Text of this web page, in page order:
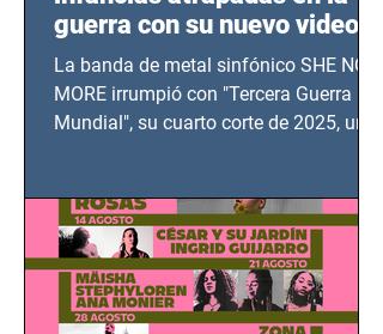
guerra con su nuevo video
TERCERA GUERRA
MUNDIAL
La banda de metal sinfónico SHE NO
MORE irrumpió con "Tercera Guerra
Mundial", su cuarto corte de 2025, un
bélicos.